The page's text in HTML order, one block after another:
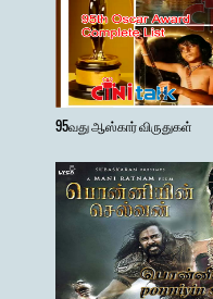
95வது ஆஸ்கார் விருதுகள்